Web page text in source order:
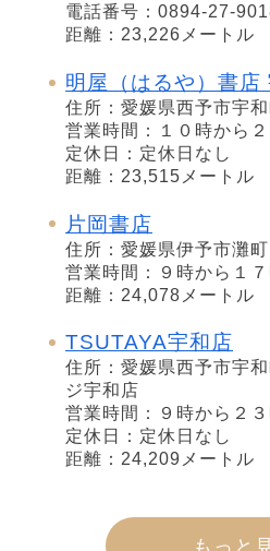
電話番号：0894-27-
距離：23,226メートル
明屋（はるや）書店
住所：愛媛県西予市宇
営業時間：１０時から
定休日：定休日なし
距離：23,515メートル
片岡書店
住所：愛媛県伊予市灘
営業時間：９時から１
距離：24,078メートル
TSUTAYA宇和店
住所：愛媛県西予市宇
ジ宇和店
営業時間：９時から２
定休日：定休日なし
距離：24,209メートル